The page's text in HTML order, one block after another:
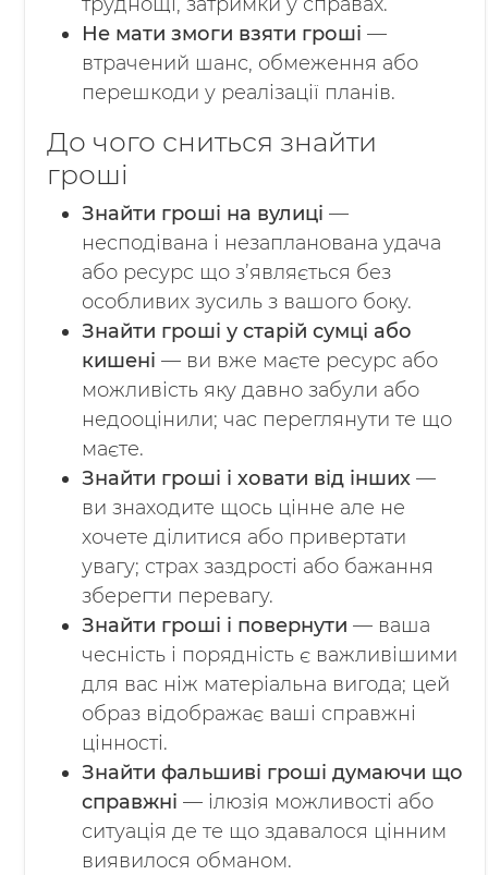
Не мати змоги взяти гроші —
втрачений шанс, обмеження або
перешкоди у реалізації планів.
До чого сниться знайти
гроші
Знайти гроші на вулиці —
несподівана і незапланована удача
або ресурс що з’являється без
особливих зусиль з вашого боку.
Знайти гроші у старій сумці або
кишені — ви вже маєте ресурс або
можливість яку давно забули або
недооцінили; час переглянути те що
маєте.
Знайти гроші і ховати від інших —
ви знаходите щось цінне але не
хочете ділитися або привертати
увагу; страх заздрості або бажання
зберегти перевагу.
Знайти гроші і повернути — ваша
чесність і порядність є важливішими
для вас ніж матеріальна вигода; цей
образ відображає ваші справжні
цінності.
Знайти фальшиві гроші думаючи що
справжні — ілюзія можливості або
ситуація де те що здавалося цінним
виявилося обманом.